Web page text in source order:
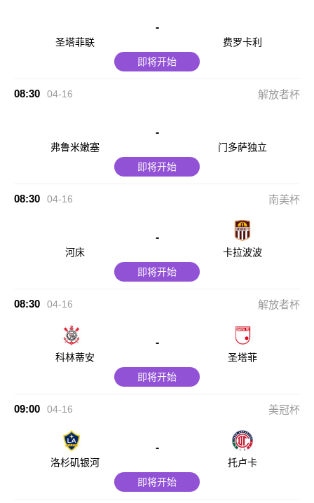
圣塔菲联
-
费罗卡利
即将开始
08:30 04-16 解放者杯
弗鲁米嫩塞
-
门多萨独立
即将开始
08:30 04-16 南美杯
河床
-
卡拉波波
即将开始
08:30 04-16 解放者杯
科林蒂安
-
圣塔菲
即将开始
09:00 04-16 美冠杯
洛杉矶银河
-
托卢卡
即将开始